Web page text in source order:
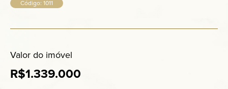
Código: 1011
Valor do imóvel
R$1.339.000